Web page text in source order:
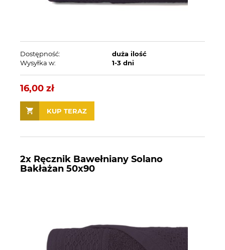
Dostępność:
duża ilość
Wysyłka w:
1-3 dni
16,00 zł
KUP TERAZ
2x Ręcznik Bawełniany Solano
Bakłażan 50x90